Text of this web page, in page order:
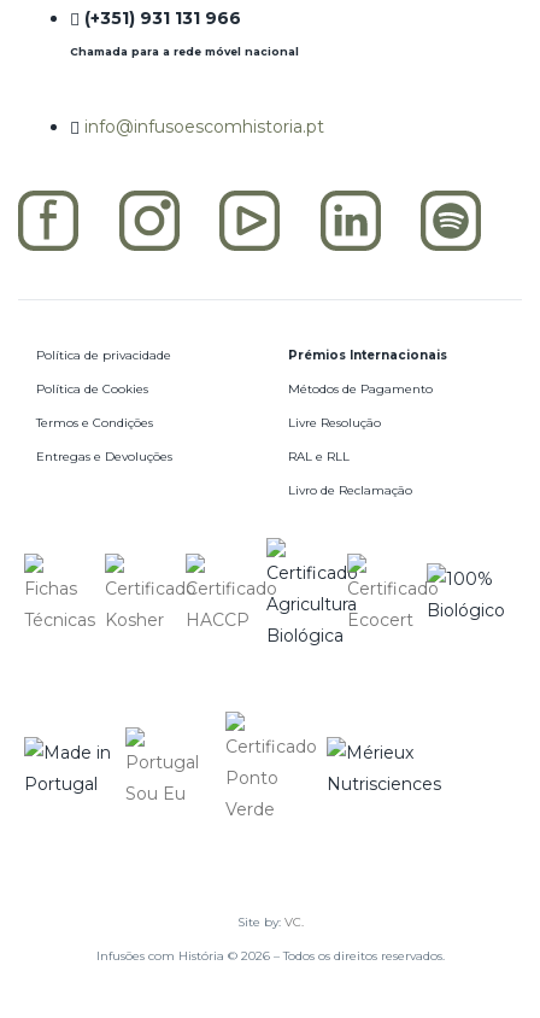
(+351) 931 131 966
Chamada para a rede móvel nacional
info@infusoescomhistoria.pt
Política de privacidade
Política de Cookies
Termos e Condições
Entregas e Devoluções
Prémios Internacionais
Métodos de Pagamento
Livre Resolução
RAL e RLL
Livro de Reclamação
Infusões com História © 2026 – Todos os direitos reservados.
Site by: VC.